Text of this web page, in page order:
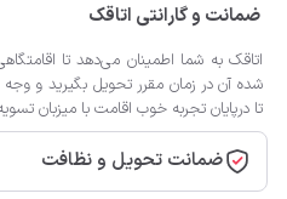
ضمانت و گارانتی اتاقک
اتاقک به شما اطمینان می‌دهد تا
شده آن در زمان مقرر تحویل بگیرید و
تا درپایان تجربه خوب اقامت با میزبان
ضمانت تحویل و نظافت